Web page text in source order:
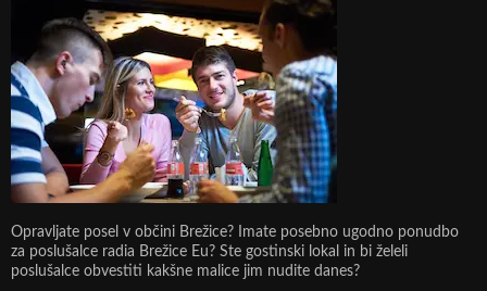
Opravljate posel v občini Brežice? Imate posebno ugodno ponudbo
za poslušalce radia Brežice Eu? Ste gostinski lokal in bi želeli
poslušalce obvestiti kakšne malice jim nudite danes?